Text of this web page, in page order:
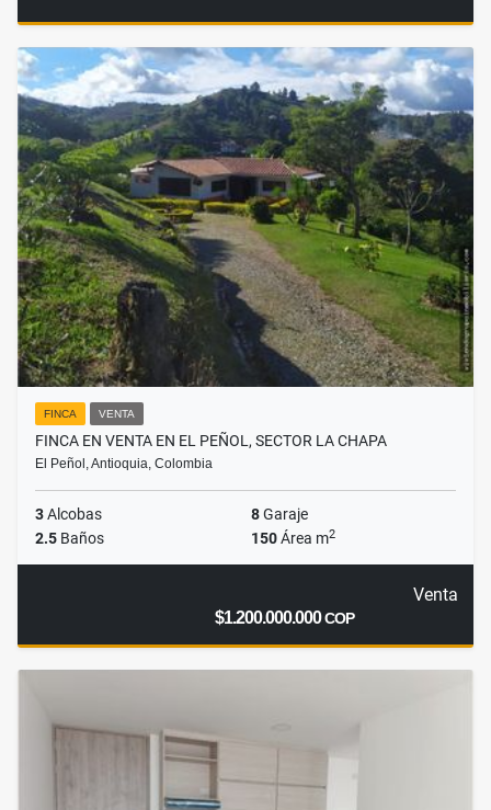
FINCA VENTA
FINCA EN VENTA EN EL PEÑOL, SECTOR LA CHAPA
El Peñol, Antioquia, Colombia
3Alcobas 8Garaje
2.5 Baños 150Área m2
Venta
$1.200.000.000COP